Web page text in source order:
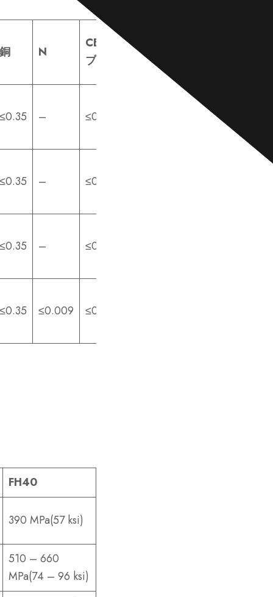
銅 N
CEEV（セ
ブ）
≤0.35 – ≤0.40
≤0.35 – ≤0.40
≤0.35 – ≤0.40
≤0.35 ≤0.009 ≤0.45
FH40
390 MPa(57 ksi)
510 – 660
MPa(74 – 96 ksi)